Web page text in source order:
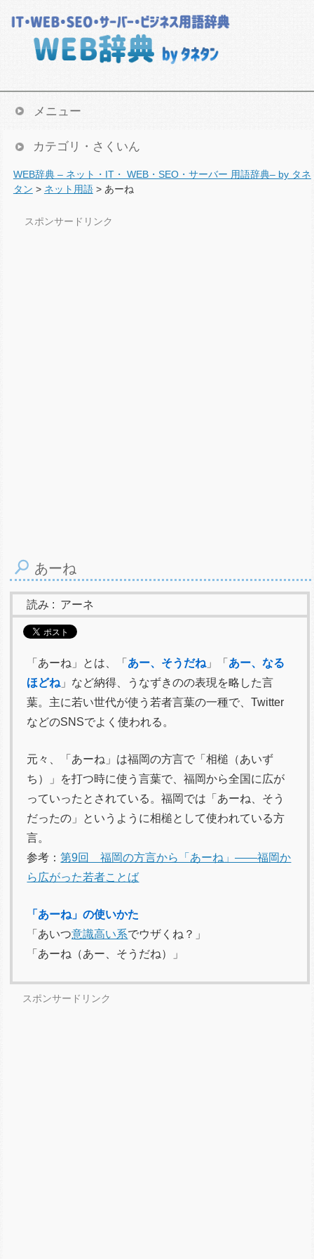
メニュー
カテゴリ・さくいん
WEB辞典 – ネット・IT・ WEB・SEO・サーバー 用語辞典– by タネ
タン > ネット用語> あーね
スポンサードリンク
あーね
読み : アーネ
「あーね」とは、「 あー、そうだね 」「 あー、なる
ほどね 」など納得、うなずきのの表現を略した言
葉。主に若い世代が使う若者言葉の一種で、Twitter
などのSNSでよく使われる。
元々、「あーね」は福岡の方言で「相槌（あいず
ち）」を打つ時に使う言葉で、福岡から全国に広が
っていったとされている。福岡では「あーね、そう
だったの」というように相槌として使われている方
言。
参考：第9回 福岡の方言から「あーね」――福岡か
ら広がった若者ことば
「あーね」の使いかた
「あいつ意識高い系でウザくね？」
「あーね（あー、そうだね）」
スポンサードリンク